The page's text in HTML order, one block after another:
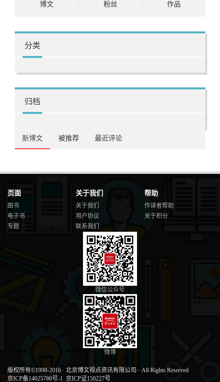
博文
粉丝
作品
分类
归档
新博文 被推荐 最近评论
页面
图书
电子书
专题
关于我们
关于我们
用户协议
联系我们
帮助
作译者帮助
关于积分
微信公众号
微博
版权所有©1998-2016 · 北京博文视点资讯有限公司 · All Rights Reserved
京ICP备14025786号-1 京ICP证150227号